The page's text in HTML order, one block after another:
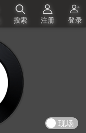
搜索 注册 登录
现场